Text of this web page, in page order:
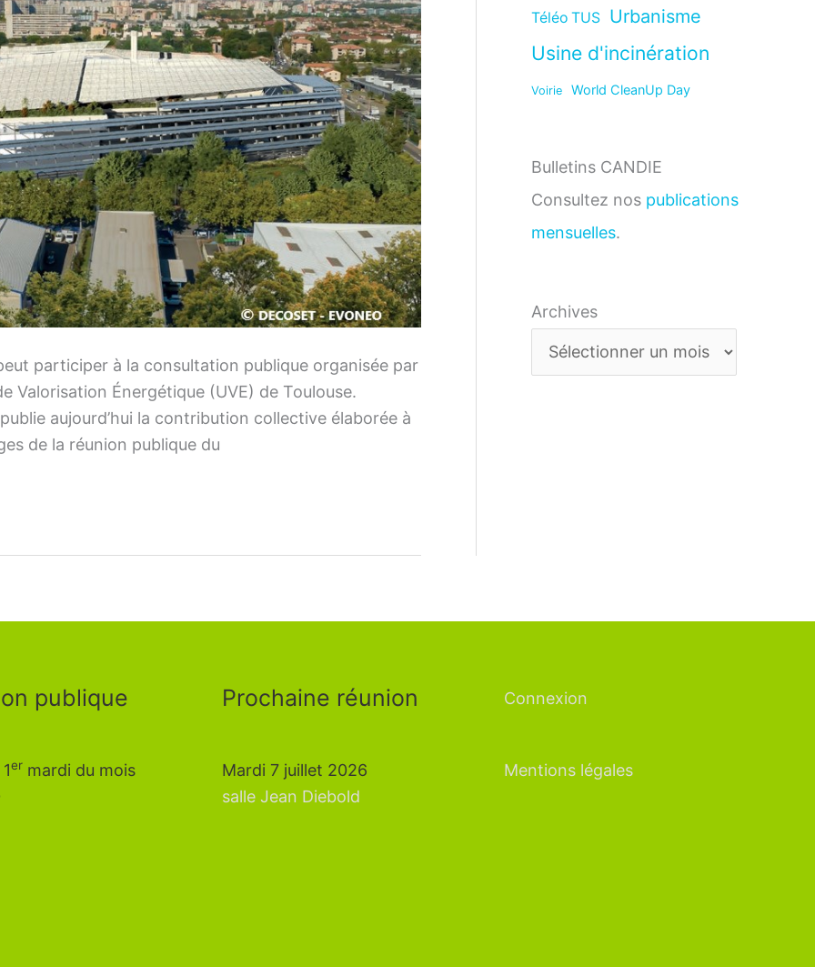
participer à la consultation publique organisée par
Valorisation Énergétique (UVE) de Toulouse.
aujourd’hui la contribution collective élaborée à
de la réunion publique du
Téléo TUS Urbanisme
Usine d'incinération
Voirie World CleanUp Day
Bulletins CANDIE
Consultez nos publications
mensuelles.
Archives
publique
er mardi du mois
Prochaine réunion
Mardi 7 juillet 2026
salle Jean Diebold
Connexion
Mentions légales